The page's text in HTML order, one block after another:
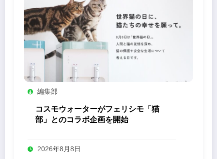
編集部
コスモウォーターがフェリシモ「猫
部」とのコラボ企画を開始
2026年8月8日